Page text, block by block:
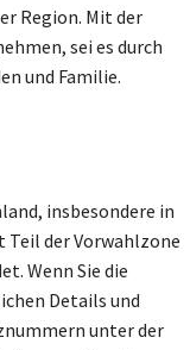
Region. Mit der
sei es durch
und Familie.
insbesondere in
Teil der Vorwahlzone
Wenn Sie die
Details und
unter der